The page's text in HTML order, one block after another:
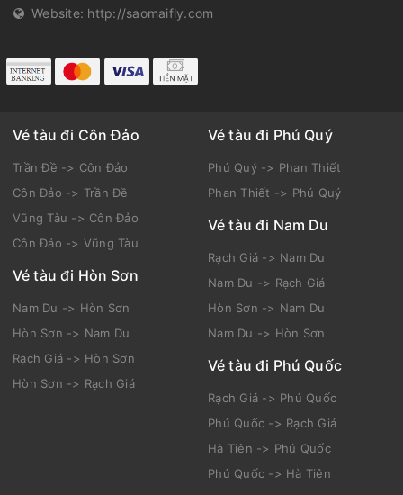
Website: http://saomaifly.com
Vé tàu đi Côn Đảo
Trần Đề -> Côn Đảo
Côn Đảo -> Trần Đề
Vũng Tàu -> Côn Đảo
Côn Đảo -> Vũng Tàu
Vé tàu đi Hòn Sơn
Nam Du -> Hòn Sơn
Hòn Sơn -> Nam Du
Rạch Giá -> Hòn Sơn
Hòn Sơn -> Rạch Giá
Vé tàu đi Phú Quý
Phú Quý -> Phan Thiết
Phan Thiết -> Phú Quý
Vé tàu đi Nam Du
Rạch Giá -> Nam Du
Nam Du -> Rạch Giá
Hòn Sơn -> Nam Du
Nam Du -> Hòn Sơn
Vé tàu đi Phú Quốc
Rạch Giá -> Phú Quốc
Phú Quốc -> Rạch Giá
Hà Tiên -> Phú Quốc
Phú Quốc -> Hà Tiên